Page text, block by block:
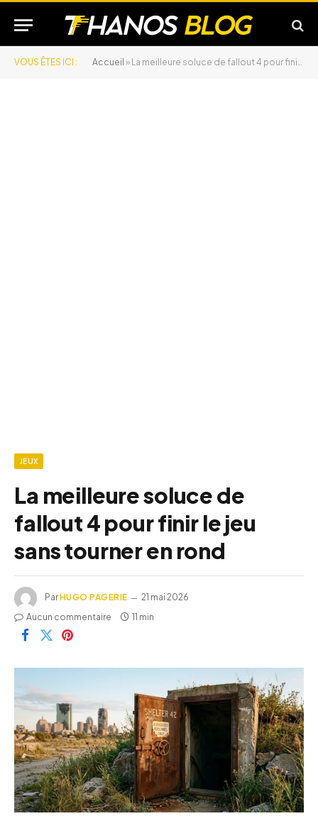
VOUS ÊTES ICI : Accueil » La meilleure soluce de fallout 4 pour finir le jeu sans tourner en rond
JEUX
La meilleure soluce de
fallout 4 pour finir le jeu
sans tourner en rond
ParHUGO PAGERIE
21 mai 2026
Aucun commentaire
11 min